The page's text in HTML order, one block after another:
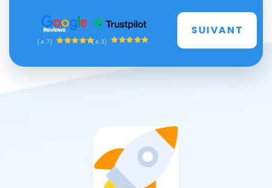
(4.7) (4.3)
SUIVANT